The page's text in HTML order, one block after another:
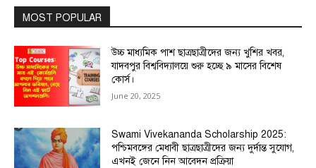
MOST POPULAR
উচ্চ মাধ্যমিক পাশ ছাত্রছাত্রীদের জন্য খুশির খবর,
যাদবপুর বিশ্ববিদ্যালয়ে শুরু হচ্ছে ৯ মাসের বিশেষ
কোর্স।
June 20, 2025
Swami Vivekananda Scholarship 2025:
পশ্চিমবঙ্গের মেধাবী ছাত্রছাত্রীদের জন্য দুর্দান্ত সুযোগ,
এখনই জেনে নিন আবেদন প্রক্রিয়া